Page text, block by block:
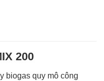
200
biogas quy mô công